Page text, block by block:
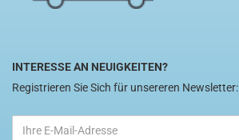
INTERESSE AN NEUIGKEITEN?
Registrieren Sie Sich für unsereren Newsletter: